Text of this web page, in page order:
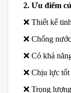
2. Ưu điểm
❌ Thiết kế
❌ Chống
❌ Có khả
❌ Chịu lực tốt
❌ Trọng